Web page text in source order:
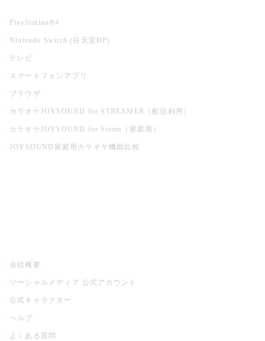
PlayStation®4
Nintendo Switch (任天堂HP)
テレビ
スマートフォンアプリ
ブラウザ
カラオケJOYSOUND for STREAMER（配信利用）
カラオケJOYSOUND for Steam（家庭用）
JOYSOUND家庭用カラオケ機能比較
会社概要
ソーシャルメディア 公式アカウント
公式キャラクター
ヘルプ
よくある質問